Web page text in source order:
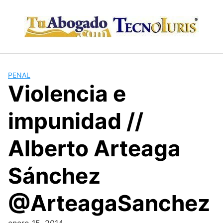
content
PENAL
Violencia e
impunidad //
Alberto Arteaga
Sánchez
@ArteagaSanchez